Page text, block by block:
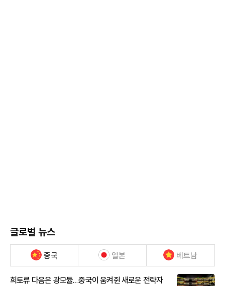
글로벌 뉴스
중국 일본 베트남
희토류 다음은 광모듈…중국이 움켜쥔 새로운 전략자